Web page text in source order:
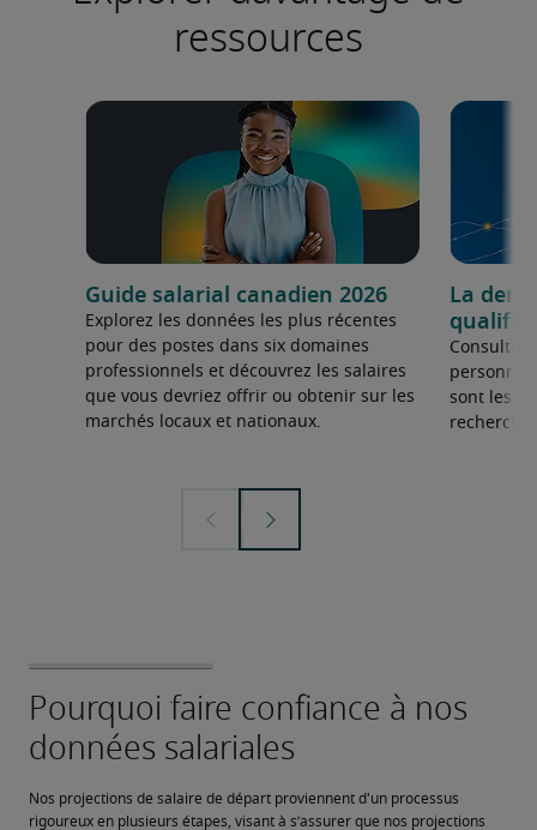
ressources
Guide salarial canadien 2026
Explorez les données les plus récentes
pour des postes dans six domaines
professionnels et découvrez les salaires
que vous devriez offrir ou obtenir sur les
marchés locaux et nationaux.
La
qualifié
Consultez
personnel
sont les
Nos projections de salaire de départ proviennent d'un processus
rigoureux en plusieurs étapes, visant à s’assurer que nos projections